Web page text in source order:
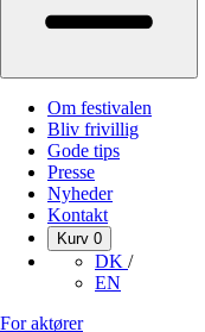
Om festivalen
Bliv frivillig
Gode tips
Presse
Nyheder
Kontakt
Kurv 0
DK /
EN
For aktører